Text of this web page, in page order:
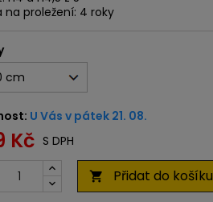
na proležení: 4 roky
U Vás v pátek 21. 08.
Kč S DPH
 Přidat do košíku